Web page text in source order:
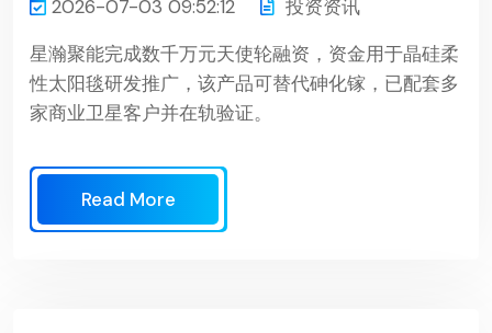
2026-07-03 09:52:12
投资资讯
星瀚聚能完成数千万元天使轮融资，资金用于晶硅柔
性太阳毯研发推广，该产品可替代砷化镓，已配套多
家商业卫星客户并在轨验证。
Read More